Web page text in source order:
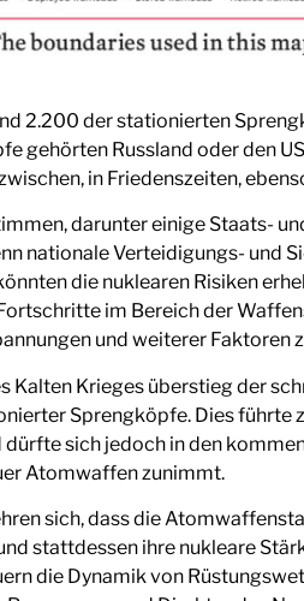
2.200 der stationierten
gehörten Russland oder den
in Friedenszeiten,
darunter einige Staats-
nationale Verteidigungs- und
die nuklearen Risiken
im Bereich der
und weiterer Faktoren
Kalten Krieges überstieg der
Sprengköpfe. Dies
dürfte sich jedoch in den
Atomwaffen zunimmt.
sich, dass die
stattdessen ihre nukleare
die Dynamik von